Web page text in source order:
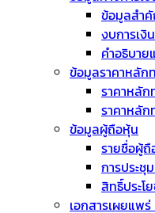
ข้อมูลสำ
งบการเงิน
คำอธิบาย
ข้อมูลราคาหลัก
ราคาหลั
ราคาหลั
ข้อมูลผู้ถือหุ้น
รายชื่อผู้
การประชุ
สิทธิ์ประโ
เอกสารเผยแพ